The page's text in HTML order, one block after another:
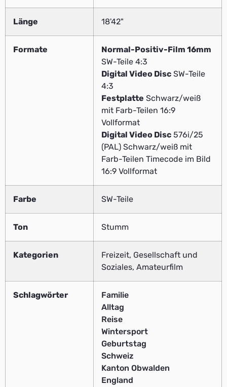
Länge 18'42"
Formate
Normal-Positiv-Film 16mm
SW-Teile 4:3
Digital Video Disc SW-Teile
4:3
Festplatte Schwarz/weiß
mit Farb-Teilen 16:9
Vollformat
Digital Video Disc 576i/25
(PAL) Schwarz/weiß mit
Farb-Teilen Timecode im Bild
16:9 Vollformat
Farbe SW-Teile
Ton Stumm
Kategorien
Freizeit, Gesellschaft und
Soziales, Amateurfilm
Schlagwörter
Familie
Alltag
Reise
Wintersport
Geburtstag
Schweiz
Kanton Obwalden
England